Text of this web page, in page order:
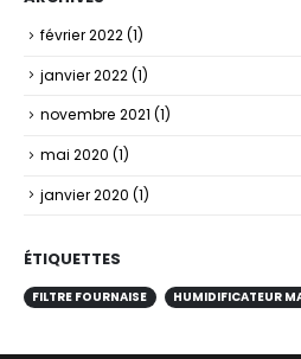
février 2022(1)
janvier 2022(1)
novembre 2021 (1)
mai 2020 (1)
janvier 2020 (1)
ÉTIQUETTES
FILTRE FOURNAISE HUMIDIFICATEUR